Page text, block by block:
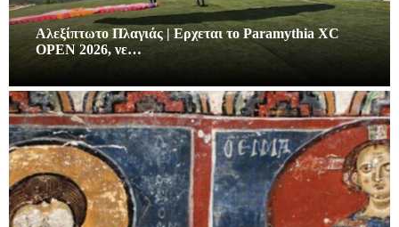
Αλεξίπτωτο Πλαγιάς | Ερχεται το Paramythia XC
OPEN 2026, νε…